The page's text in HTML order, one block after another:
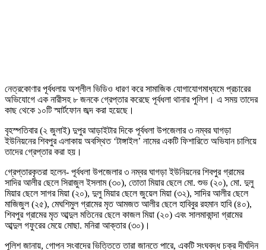
নেত্রকোণার পূর্বধলায় অশ্লীল ভিডিও ধারণ করে সামাজিক যোগাযোগমাধ্যমে প্রচারের
অভিযোগে এক নারীসহ ৮ জনকে গ্রেপ্তার করেছে পূর্বধলা থানার পুলিশ। এ সময় তাদের
কাছ থেকে ১০টি স্মার্টফোন জব্দ করা হয়েছে।
বৃহস্পতিবার (২ জুলাই) দুপুর আড়াইটার দিকে পূর্বধলা উপজেলার ৩ নম্বর ঘাগড়া
ইউনিয়নের শিবপুর এলাকায় অবস্থিত ‘টাঙ্গাইল’ নামের একটি ফিশারিতে অভিযান চালিয়ে
তাদের গ্রেপ্তার করা হয়।
গ্রেপ্তারকৃতরা হলেন- পূর্বধলা উপজেলার ৩ নম্বর ঘাগড়া ইউনিয়নের শিবপুর গ্রামের
সাদির আলীর ছেলে সিরাজুল ইসলাম (৩০), তোতা মিয়ার ছেলে মো. শুভ (২০), মো. দুলু
মিয়ার ছেলে সাগর মিয়া (২০), দুলু মিয়ার ছেলে জুয়েল মিয়া (৩২), সাদির আলীর ছেলে
মাজিজুল (২৫), মেঘশিমুল গ্রামের মৃত আমজত আলীর ছেলে হাবিবুর রহমান হাবি (৪০),
শিবপুর গ্রামের মৃত আব্দুল মতিনের ছেলে কাজল মিয়া (২০) এবং সালমাকান্দা গ্রামের
আব্দুল গফুরের মেয়ে মোছা. মনিরা আক্তার (৩০)।
পুলিশ জানায়, গোপন সংবাদের ভিত্তিতে তারা জানতে পারে, একটি সংঘবদ্ধ চক্র দীর্ঘদিন